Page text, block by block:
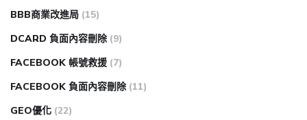
BBB商業改進局 (15)
DCARD 負面內容刪除 (9)
FACEBOOK 帳號救援 (7)
FACEBOOK 負面內容刪除 (11)
GEO優化 (22)